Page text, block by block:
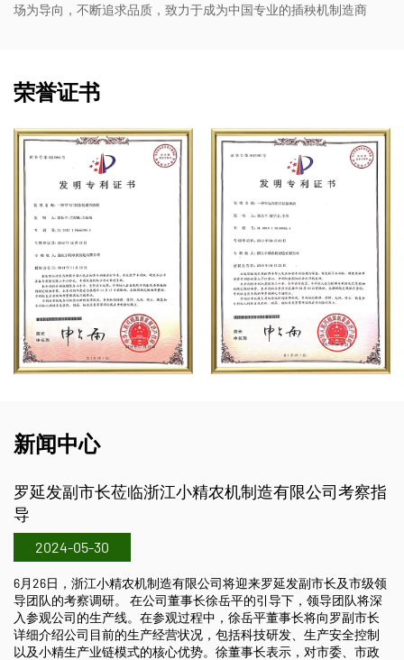
场为导向，不断追求品质，致力于成为中国专业的插秧机制造商
荣誉证书
新闻中心
造有限公司考察指
罗延发副市长及市级领
引导下，领导团队将深
平董事长将向罗副市长
技研发、生产安全控制
长表示，对市委、市政
2018中国国际农机展
江小精农机制造有限公司热烈欢迎经销商
司展位在A2区，展位号A222。本次展出
插秧机、2ZX-630手扶式插秧机、2ZG-
2ZG-825乘坐式高速插秧机，除了四款热
肥机、直播机及搬运车等新产品，欢迎经